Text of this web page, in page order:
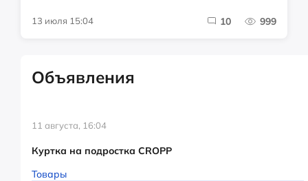
13 июля 15:04 10 999
Объявления
11 августа, 16:04
Куртка на подростка CROPP
Товары